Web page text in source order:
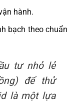
hành.
bạch theo chuẩn
tư nhỏ lẻ
để thử
là một lựa